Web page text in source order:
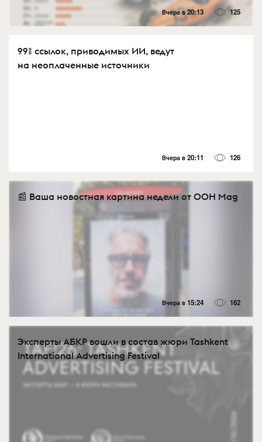
Вчера в 20:13 125
99% ссылок, приводимых ИИ, ведут
на неоплаченные источники
Вчера в 20:11 126
📰 Ваша новостная картина недели от OOH Mag
Вчера в 15:24 162
Эксперты АБКР вошли в состав жюри Tashkent
International Advertising Festival